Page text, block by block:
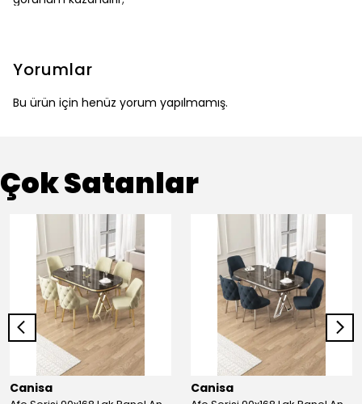
Yorumlar
Bu ürün için henüz yorum yapılmamış.
Çok Satanlar
Canisa Canisa